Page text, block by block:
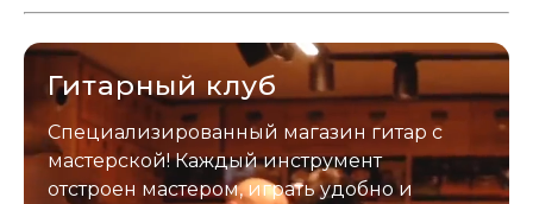
застрахован. Случись что -
Гитарный клуб
Специализированный магазин гитар с
мастерской! Каждый инструмент
отстроен мастером, играть удобно и